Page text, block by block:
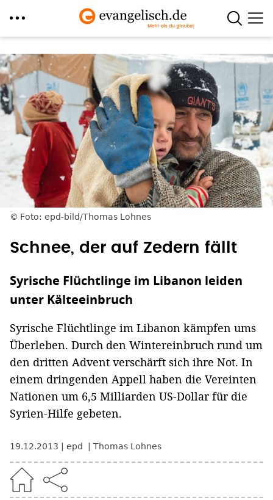
zum
Inhalt
Foto: epd-bild/Thomas Lohnes
Schnee, der auf Zedern fällt
Syrische Flüchtlinge im Libanon leiden
unter Kälteeinbruch
Syrische Flüchtlinge im Libanon kämpfen ums
Überleben. Durch den Wintereinbruch rund um
den dritten Advent verschärft sich ihre Not. In
einem dringenden Appell haben die Vereinten
Nationen um 6,5 Milliarden US-Dollar für die
Syrien-Hilfe gebeten.
19.12.2013 epd Thomas Lohnes